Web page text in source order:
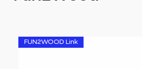
FUN2WOOD Link